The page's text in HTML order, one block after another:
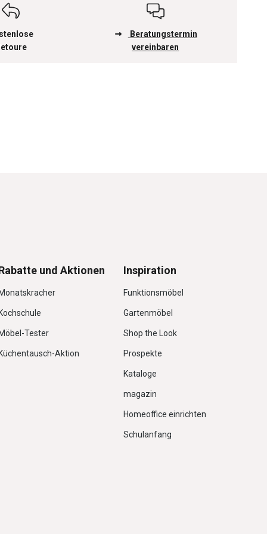
Beratungstermin
vereinbaren
und Aktionen
Monatskracher
Kochschule
Möbel-Tester
Küchentausch-Aktion
Inspiration
Funktionsmöbel
Gartenmöbel
Shop the Look
Prospekte
Kataloge
magazin
Homeoffice einrichten
Schulanfang